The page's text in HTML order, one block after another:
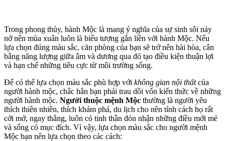
Trong phong thủy, hành Mộc là mang ý nghĩa của sự sinh sôi nảy
nở nên mùa xuân luôn là biểu tượng gắn liền với hành Mộc. Nếu
lựa chọn đúng màu sắc, căn phòng của bạn sẽ trở nên hài hòa, cân
bằng năng lượng giữa âm và dương qua đó tạo điều kiện thuận lợi
và hạn chế những tiêu cực từ môi trường sống.
Để có thể lựa chọn màu sắc phù hợp với không gian nội thấtcủa
người hành mộc, chắc hẳn bạn phải trau dồi vốn kiến thức về những
người hành mộc. Người thuộc mệnh Mộc thường là người yêu
thích thiên nhiên, thích khám phá, du lịch cho nên tính cách họ rất
cởi mở, ngay thẳng, luôn có tinh thần đón nhận những điều mới mẻ
và sống có mục đích. Vì vậy, lựa chọn màu sắc cho người mệnh
Mộc bạn nên lựa chọn theo các cách: